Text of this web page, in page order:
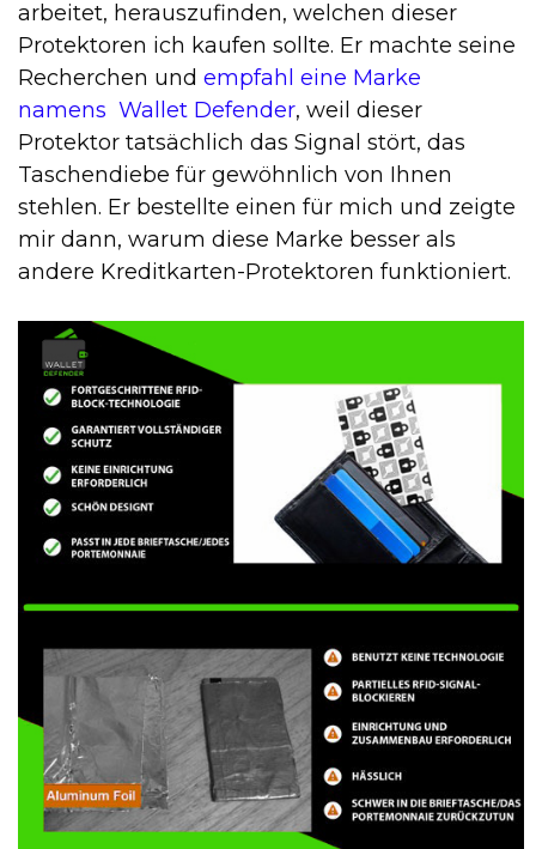
arbeitet, herauszufinden, welchen dieser
Protektoren ich kaufen sollte. Er machte seine
Recherchen und empfahl eine Marke
namens Wallet Defender, weil dieser
Protektor tatsächlich das Signal stört, das
Taschendiebe für gewöhnlich von Ihnen
stehlen. Er bestellte einen für mich und zeigte
mir dann, warum diese Marke besser als
andere Kreditkarten-Protektoren funktioniert.